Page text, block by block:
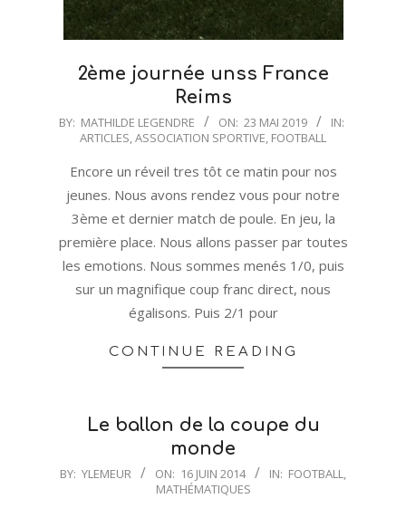
2ème journée unss France
Reims
2019-
BY: MATHILDE LEGENDRE ON: 23 MAI 2019
IN:
ARTICLES ASSOCIATION SPORTIVE FOOTBALL
Encore un réveil tres tôt ce matin pour nos
jeunes. Nous avons rendez vous pour notre
3ème et dernier match de poule. En jeu, la
première place. Nous allons passer par toutes
les emotions. Nous sommes menés 1/0, puis
sur un magnifique coup franc direct, nous
égalisons. Puis 2/1 pour
CONTINUE READING
Le ballon de la coupe du
monde
2014-
BY: YLEMEUR ON: 16 JUIN 2014 IN: FOOTBALL
MATHÉMATIQUES